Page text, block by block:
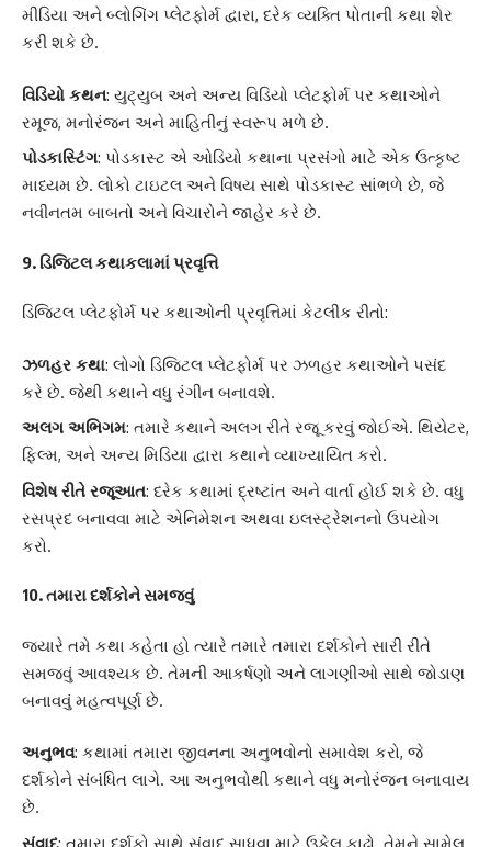
મીડિયા અને બ્લોગિંગ પ્લેટફોર્મ દ્વારા, દરેક વ્યક્તિ પોતાની કથા શેર
કરી શકે છે.
વિડિયો કથન: યુટ્યુબ અને અન્ય વિડિયો પ્લેટફોર્મ પર કથાઓને
રમૂજ, મનોરંજન અને માહિતીનું સ્વરૂપ મળે છે.
પોડકાસ્ટિંગ: પોડકાસ્ટ એ ઓડિયો કથાના પ્રસંગો માટે એક ઉત્કૃષ્ટ
માધ્યમ છે. લોકો ટાઇટલ અને વિષય સાથે પોડકાસ્ટ સાંભળે છે, જે
નવીનતમ બાબતો અને વિચારોને જાહેર કરે છે.
9. ડિજિટલ કથાકલામાં પ્રવૃત્તિ
ડિજિટલ પ્લેટફોર્મ પર કથાઓની પ્રવૃત્તિમાં કેટલીક રીતો:
ઝળહર કથા: લોગો ડિજિટલ પ્લેટફોર્મ પર ઝળહર કથાઓને પસંદ
કરે છે. જેથી કથાને વધુ રંગીન બનાવશે.
અલગ અભિગમ: તમારે કથાને અલગ રીતે રજૂ કરવું જોઈએ. થિયેટર,
ફિલ્મ, અને અન્ય મિડિયા દ્વારા કથાને વ્યાખ્યાયિત કરો.
વિશેષ રીતે રજૂઆત: દરેક કથામાં દ્રષ્ટાંત અને વાર્તા હોઈ શકે છે. વધુ
રસપ્રદ બનાવવા માટે એનિમેશન અથવા ઇલસ્ટ્રેશનનો ઉપયોગ
કરો.
10.તમારા દર્શકોને સમજવું
જ્યારે તમે કથા કહેતા હો ત્યારે તમારે તમારા દર્શકોને સારી રીતે
સમજવું આવશ્યક છે. તેમની આકર્ષણો અને લાગણીઓ સાથે જોડાણ
બનાવવું મહત્વપૂર્ણ છે.
અનુભવ: કથામાં તમારા જીવનના અનુભવોનો સમાવેશ કરો, જે
દર્શકોને સંબંધિત લાગે. આ અનુભવોથી કથાને વધુ મનોરંજન બનાવાય
છે.
સંવાદ: તમારા દર્શકો સાથે સંવાદ સાધવા માટે ઉકેલ કાઢો. તેમને સામેલ